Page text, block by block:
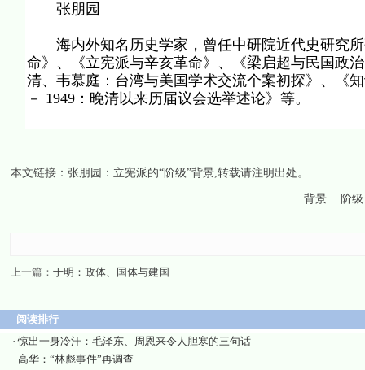
张朋园
海内外知名历史学家，曾任中研院近代史研究所
命》、《立宪派与辛亥革命》、《梁启超与民国政
清、韦慕庭：台湾与美国学术交流个案初探》、《
－ 1949：晚清以来历届议会选举述论》等。
本文链接： 张朋园：立宪派的“阶级”背景,转载请注明出处。
背景 阶级
上一篇： 于明：政体、国体与建国
阅读排行
·惊出一身冷汗：毛泽东、周恩来令人胆寒的三句话
· 高华：“林彪事件”再调查